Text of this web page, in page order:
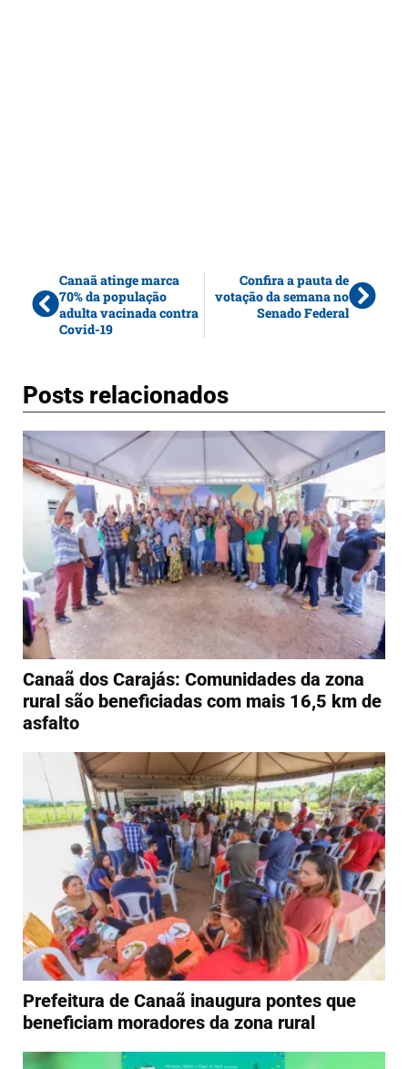
Canaã atinge marca
70% da população
adulta vacinada contra
Covid-19
Confira a pauta de
votação da semana no
Senado Federal
Posts relacionados
Canaã dos Carajás: Comunidades da zona
rural são beneficiadas com mais 16,5 km de
asfalto
Prefeitura de Canaã inaugura pontes que
beneficiam moradores da zona rural